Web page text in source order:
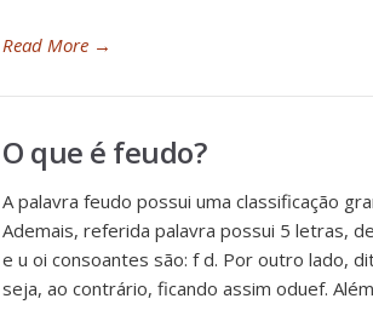
Read More →
O que é feudo?
A palavra feudo possui uma classificação
Ademais, referida palavra possui 5 letras,
e u oi consoantes são: f d. Por outro lado,
seja, ao contrário, ficando assim oduef.